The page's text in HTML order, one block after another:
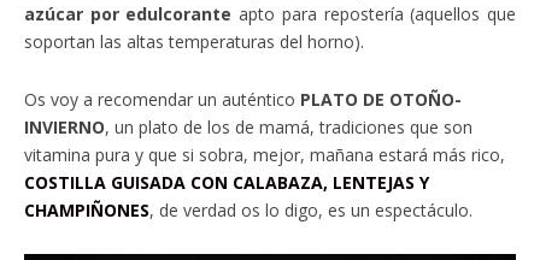
azúcar por edulcorante apto para repostería (aquellos que
soportan las altas temperaturas del horno).
Os voy a recomendar un auténtico PLATO DE OTOÑO-
INVIERNO, un plato de los de mamá, tradiciones que son
vitamina pura y que si sobra, mejor, mañana estará más rico,
COSTILLA GUISADA CON CALABAZA, LENTEJAS Y
CHAMPIÑONES, de verdad os lo digo, es un espectáculo.